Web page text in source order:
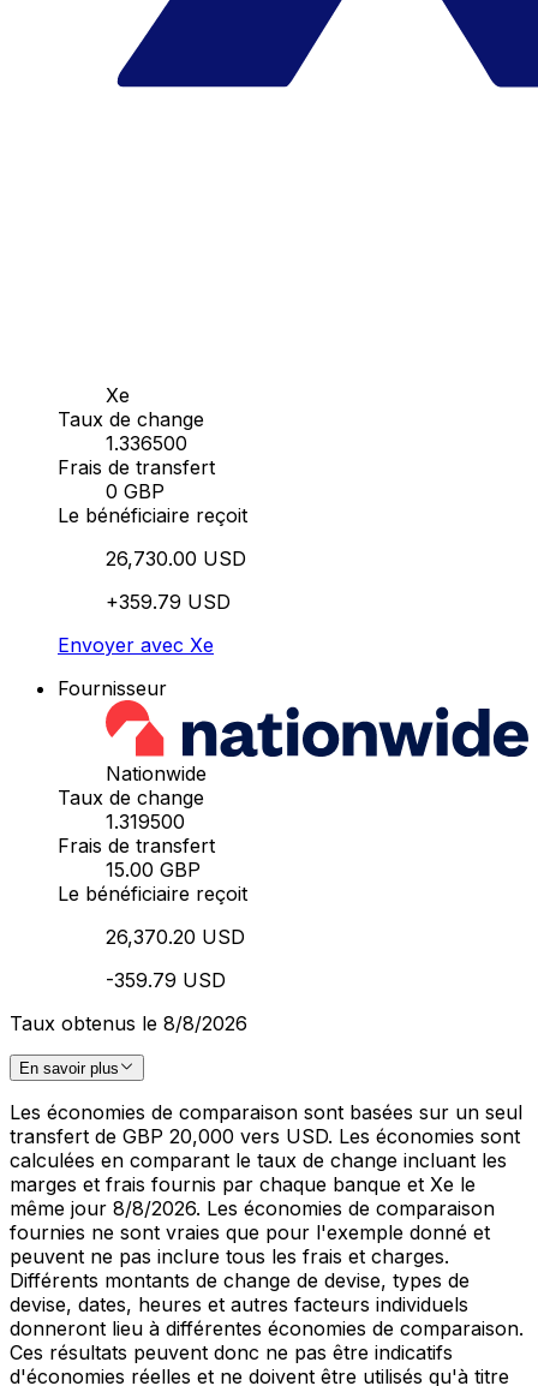
Xe
Taux de change
1.336500
Frais de transfert
0 GBP
Le bénéficiaire reçoit
26,730.00 USD
+359.79 USD
Envoyer avec Xe
Fournisseur
Nationwide
Taux de change
1.319500
Frais de transfert
15.00 GBP
Le bénéficiaire reçoit
26,370.20 USD
-359.79 USD
Taux obtenus le 8/8/2026
En savoir plus
Les économies de comparaison sont basées sur un seul
transfert de GBP 20,000 vers USD. Les économies sont
calculées en comparant le taux de change incluant les
marges et frais fournis par chaque banque et Xe le
même jour 8/8/2026. Les économies de comparaison
fournies ne sont vraies que pour l'exemple donné et
peuvent ne pas inclure tous les frais et charges.
Différents montants de change de devise, types de
devise, dates, heures et autres facteurs individuels
donneront lieu à différentes économies de comparaison.
Ces résultats peuvent donc ne pas être indicatifs
d'économies réelles et ne doivent être utilisés qu'à titre